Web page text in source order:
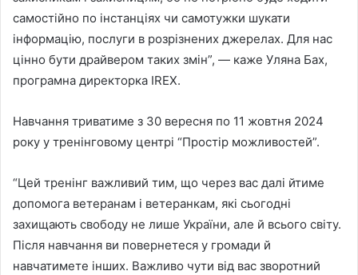
самостійно по інстанціях чи самотужки шукати
інформацію, послуги в розрізнених джерелах. Для нас
цінно бути драйвером таких змін”, — каже Уляна Бах,
програмна директорка IREX.
Навчання триватиме з 30 вересня по 11 жовтня 2024
року у тренінговому центрі “Простір можливостей”.
“Цей тренінг важливий тим, що через вас далі йтиме
допомога ветеранам і ветеранкам, які сьогодні
захищають свободу не лише України, але й всього світу.
Після навчання ви повернетеся у громади й
навчатимете інших. Важливо чути від вас зворотний